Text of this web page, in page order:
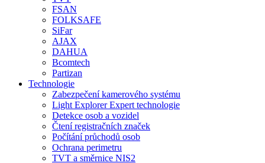
FSAN
FOLKSAFE
SiFar
AJAX
DAHUA
Bcomtech
Partizan
Technologie
Zabezpečení kamerového systému
Light Explorer Expert technologie
Detekce osob a vozidel
Čtení registračních značek
Počítání průchodů osob
Ochrana perimetru
TVT a směrnice NIS2